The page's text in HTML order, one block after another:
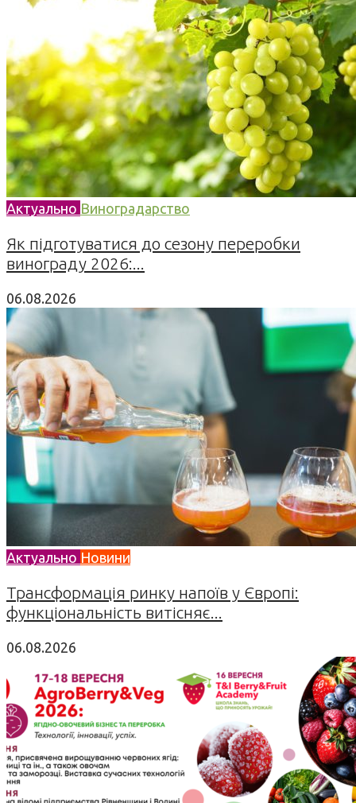
Актуально Виноградарство
Як підготуватися до сезону переробки
винограду 2026:...
06.08.2026
Актуально Новини
Трансформація ринку напоїв у Європі:
функціональність витісняє...
06.08.2026